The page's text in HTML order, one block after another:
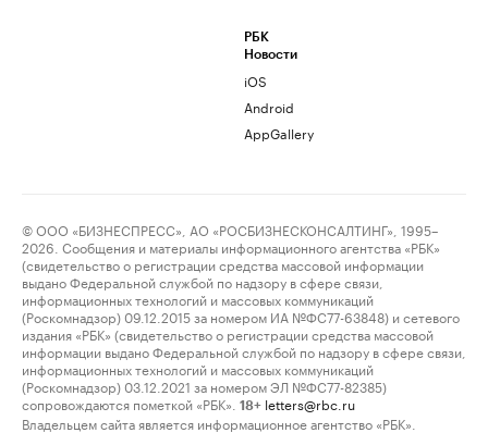
РБК
Новости
iOS
Android
AppGallery
© ООО «БИЗНЕСПРЕСС», АО «РОСБИЗНЕСКОНСАЛТИНГ», 1995–
2026. Сообщения и материалы информационного агентства «РБК»
(свидетельство о регистрации средства массовой информации
выдано Федеральной службой по надзору в сфере связи,
информационных технологий и массовых коммуникаций
(Роскомнадзор) 09.12.2015 за номером ИА №ФС77-63848) и сетевого
издания «РБК» (свидетельство о регистрации средства массовой
информации выдано Федеральной службой по надзору в сфере связи,
информационных технологий и массовых коммуникаций
(Роскомнадзор) 03.12.2021 за номером ЭЛ №ФС77-82385)
сопровождаются пометкой «РБК».
18+ letters@rbc.ru
Владельцем сайта является информационное агентство «РБК».